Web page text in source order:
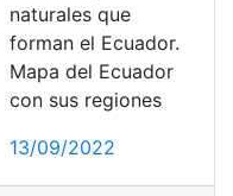
,Costumbres,
naturales que
forman el Ecuador.
Mapa del Ecuador
con sus regiones
13/09/2022